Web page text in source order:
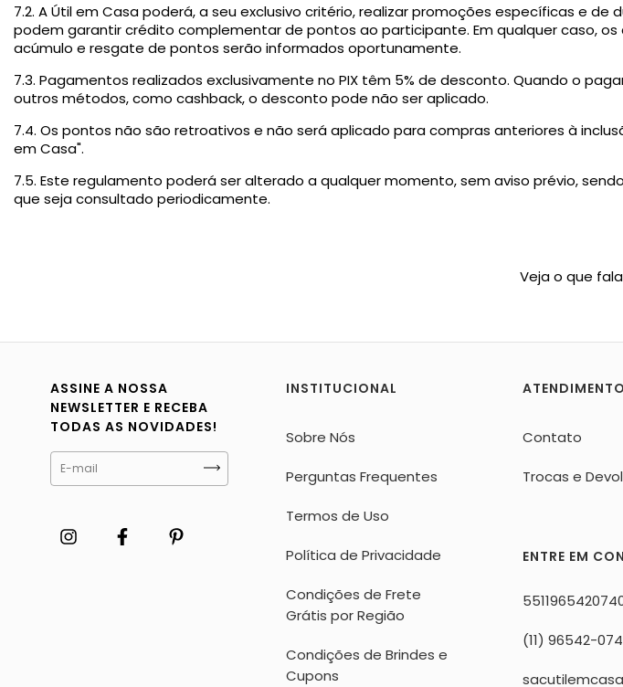
7.2. A Útil em Casa poderá, a seu exclusivo critério, realizar promoções específicas e de
podem garantir crédito complementar de pontos ao participante. Em qualquer caso,
acúmulo e resgate de pontos serão informados oportunamente.
7.3. Pagamentos realizados exclusivamente no PIX têm 5% de desconto. Quando o
outros métodos, como cashback, o desconto pode não ser aplicado.
7.4. Os pontos não são retroativos e não será aplicado para compras anteriores à
em Casa".
7.5. Este regulamento poderá ser alterado a qualquer momento, sem aviso prévio,
que seja consultado periodicamente.
Veja o que
ASSINE A NOSSA
NEWSLETTER E RECEBA
TODAS AS NOVIDADES!
INSTITUCIONAL
Sobre Nós
Perguntas Frequentes
Termos de Uso
Política de Privacidade
Condições de Frete
Grátis por Região
Condições de Brindes e
Cupons
ATENDIMENTO
Contato
Trocas e
ENTRE EM
(11) 96542-